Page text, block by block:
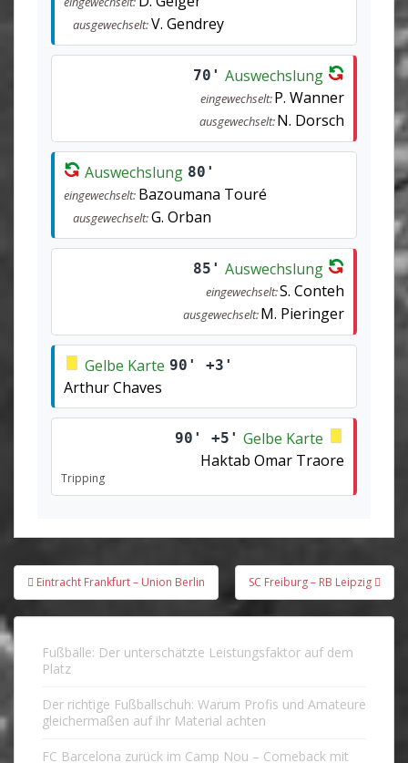
ausgewechselt:V. Gendrey
70' Auswechslung
eingewechselt:P. Wanner
ausgewechselt:N. Dorsch
Auswechslung 80'
eingewechselt: Bazoumana Touré
ausgewechselt:G. Orban
85' Auswechslung
eingewechselt:S. Conteh
ausgewechselt:M. Pieringer
Gelbe Karte 90' +3'
Arthur Chaves
90' +5' Gelbe Karte
Haktab Omar Traore
Tripping
Beitragsnavigation
Eintracht Frankfurt – Union Berlin SC Freiburg – RB Leipzig
Fußbälle: Der unterschätzte Leistungsfaktor auf dem
Platz
Der richtige Fußballschuh: Warum Profis und Amateure
gleichermaßen auf ihr Material achten
FC Barcelona zurück im Camp Nou – Comeback mit